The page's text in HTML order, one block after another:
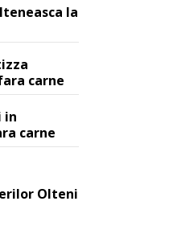
la
carne
in
carne